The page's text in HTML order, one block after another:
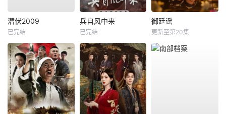
潜伏2009
已完结
兵自风中来
已完结
御廷谣
更新至第20集